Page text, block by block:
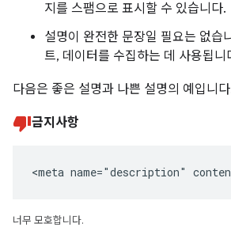
지를 스팸으로 표시할 수 있습니다.
설명이 완전한 문장일 필요는 없습
트, 데이터를 수집하는 데 사용됩니
다음은 좋은 설명과 나쁜 설명의 예입니
금지사항
<meta name="description"
너무 모호합니다.